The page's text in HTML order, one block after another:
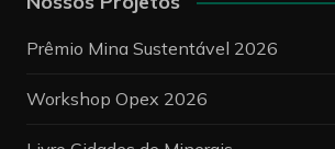
Prêmio Mina Sustentável 2026
Workshop Opex 2026